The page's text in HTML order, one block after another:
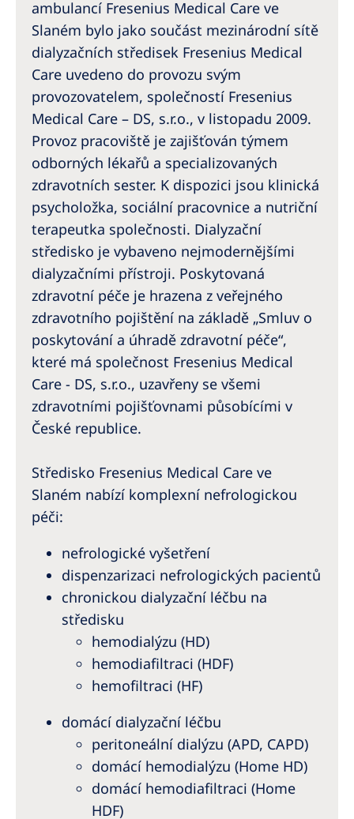
Australia
Philippines
North America
United States of America
NephroCare International
Global Website
ambulancí Fresenius Medical Care ve
Slaném bylo jako součást mezinárodní sítě
dialyzačních středisek Fresenius Medical
Care uvedeno do provozu svým
provozovatelem, společností Fresenius
Medical Care – DS, s.r.o., v listopadu 2009.
Provoz pracoviště je zajišťován týmem
odborných lékařů a specializovaných
zdravotních sester. K dispozici jsou klinická
psycholožka, sociální pracovnice a nutriční
terapeutka společnosti. Dialyzační
středisko je vybaveno nejmodernějšími
dialyzačními přístroji. Poskytovaná
zdravotní péče je hrazena z veřejného
zdravotního pojištění na základě „Smluv o
poskytování a úhradě zdravotní péče“,
které má společnost Fresenius Medical
Care - DS, s.r.o., uzavřeny se všemi
zdravotními pojišťovnami působícími v
České republice.
Středisko Fresenius Medical Care ve
Slaném nabízí komplexní nefrologickou
péči:
nefrologické vyšetření
dispenzarizaci nefrologických pacientů
chronickou dialyzační léčbu na
středisku
hemodialýzu (HD)
hemodiafiltraci (HDF)
hemofiltraci (HF)
domácí dialyzační léčbu
peritoneální dialýzu (APD, CAPD)
domácí hemodialýzu (Home HD)
domácí hemodiafiltraci (Home
HDF)